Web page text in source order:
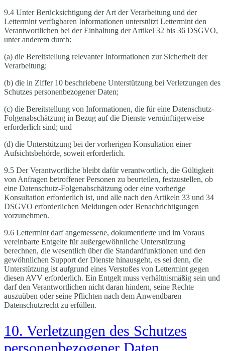
9.4 Unter Berücksichtigung der Art der Verarbeitung und der
Lettermint verfügbaren Informationen unterstützt Lettermint den
Verantwortlichen bei der Einhaltung der Artikel 32 bis 36 DSGVO,
unter anderem durch:
(a) die Bereitstellung relevanter Informationen zur Sicherheit der
Verarbeitung;
(b) die in Ziffer 10 beschriebene Unterstützung bei Verletzungen des
Schutzes personenbezogener Daten;
(c) die Bereitstellung von Informationen, die für eine Datenschutz-
Folgenabschätzung in Bezug auf die Dienste vernünftigerweise
erforderlich sind; und
(d) die Unterstützung bei der vorherigen Konsultation einer
Aufsichtsbehörde, soweit erforderlich.
9.5 Der Verantwortliche bleibt dafür verantwortlich, die Gültigkeit
von Anfragen betroffener Personen zu beurteilen, festzustellen, ob
eine Datenschutz-Folgenabschätzung oder eine vorherige
Konsultation erforderlich ist, und alle nach den Artikeln 33 und 34
DSGVO erforderlichen Meldungen oder Benachrichtigungen
vorzunehmen.
9.6 Lettermint darf angemessene, dokumentierte und im Voraus
vereinbarte Entgelte für außergewöhnliche Unterstützung
berechnen, die wesentlich über die Standardfunktionen und den
gewöhnlichen Support der Dienste hinausgeht, es sei denn, die
Unterstützung ist aufgrund eines Verstoßes von Lettermint gegen
diesen AVV erforderlich. Ein Entgelt muss verhältnismäßig sein und
darf den Verantwortlichen nicht daran hindern, seine Rechte
auszuüben oder seine Pflichten nach dem Anwendbaren
Datenschutzrecht zu erfüllen.
10. Verletzungen des Schutzes
personenbezogener Daten